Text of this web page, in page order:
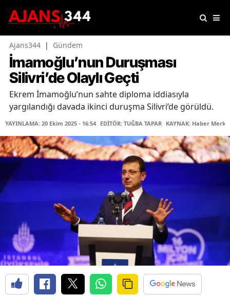
Ajans344 | Gündem
İmamoğlu’nun Duruşması
Silivri’de Olaylı Geçti
Ekrem İmamoğlu’nun sahte diploma iddiasıyla
yargılandığı davada ikinci duruşma Silivri’de görüldü.
YAYINLAMA: 20 Ekim 2025 - 16:54 EDİTÖR: TUĞBA TAPAR KAYNAK: Haber